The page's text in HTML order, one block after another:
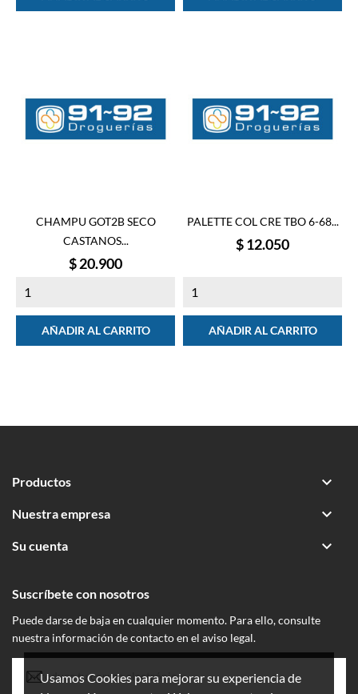
Usamos Cookies para mejorar su experiencia de
CHAMPU GOT2B SECO
CASTANOS...
Precio
$ 20.900
AÑADIR AL CARRITO
PALETTE COL CRE TBO 6-68...
Precio
$ 12.050
AÑADIR AL CARRITO
Productos 
Nuestra empresa 
Su cuenta 
Suscríbete con nosotros
Puede darse de baja en cualquier momento. Para ello, consulte
nuestra información de contacto en el aviso legal.